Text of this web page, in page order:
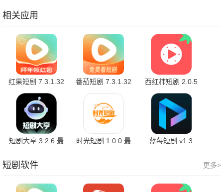
相关应用
红果短剧 7.3.1.32
官方版
番茄短剧 7.3.1.32
最新版
西红柿短剧 2.0.5
最新版
短剧大亨 3.2.6 最
时光短剧 1.0.0 最
蓝莓短剧 v1.3
更多>
短剧软件